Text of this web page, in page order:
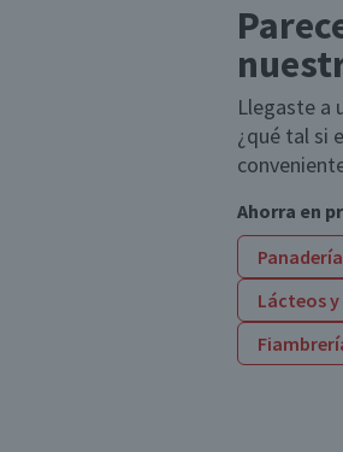
Llegaste a
¿qué tal si
Ahorra en
Lácteos